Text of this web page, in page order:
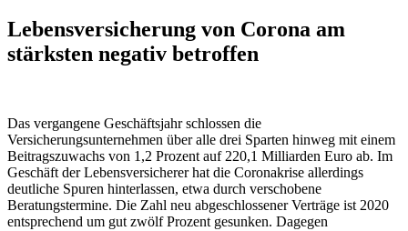
Lebensversicherung von Corona am
stärksten negativ betroffen
Das vergangene Geschäftsjahr schlossen die
Versicherungsunternehmen über alle drei Sparten hinweg mit einem
Beitragszuwachs von 1,2 Prozent auf 220,1 Milliarden Euro ab. Im
Geschäft der Lebensversicherer hat die Coronakrise allerdings
deutliche Spuren hinterlassen, etwa durch verschobene
Beratungstermine. Die Zahl neu abgeschlossener Verträge ist 2020
entsprechend um gut zwölf Prozent gesunken. Dagegen